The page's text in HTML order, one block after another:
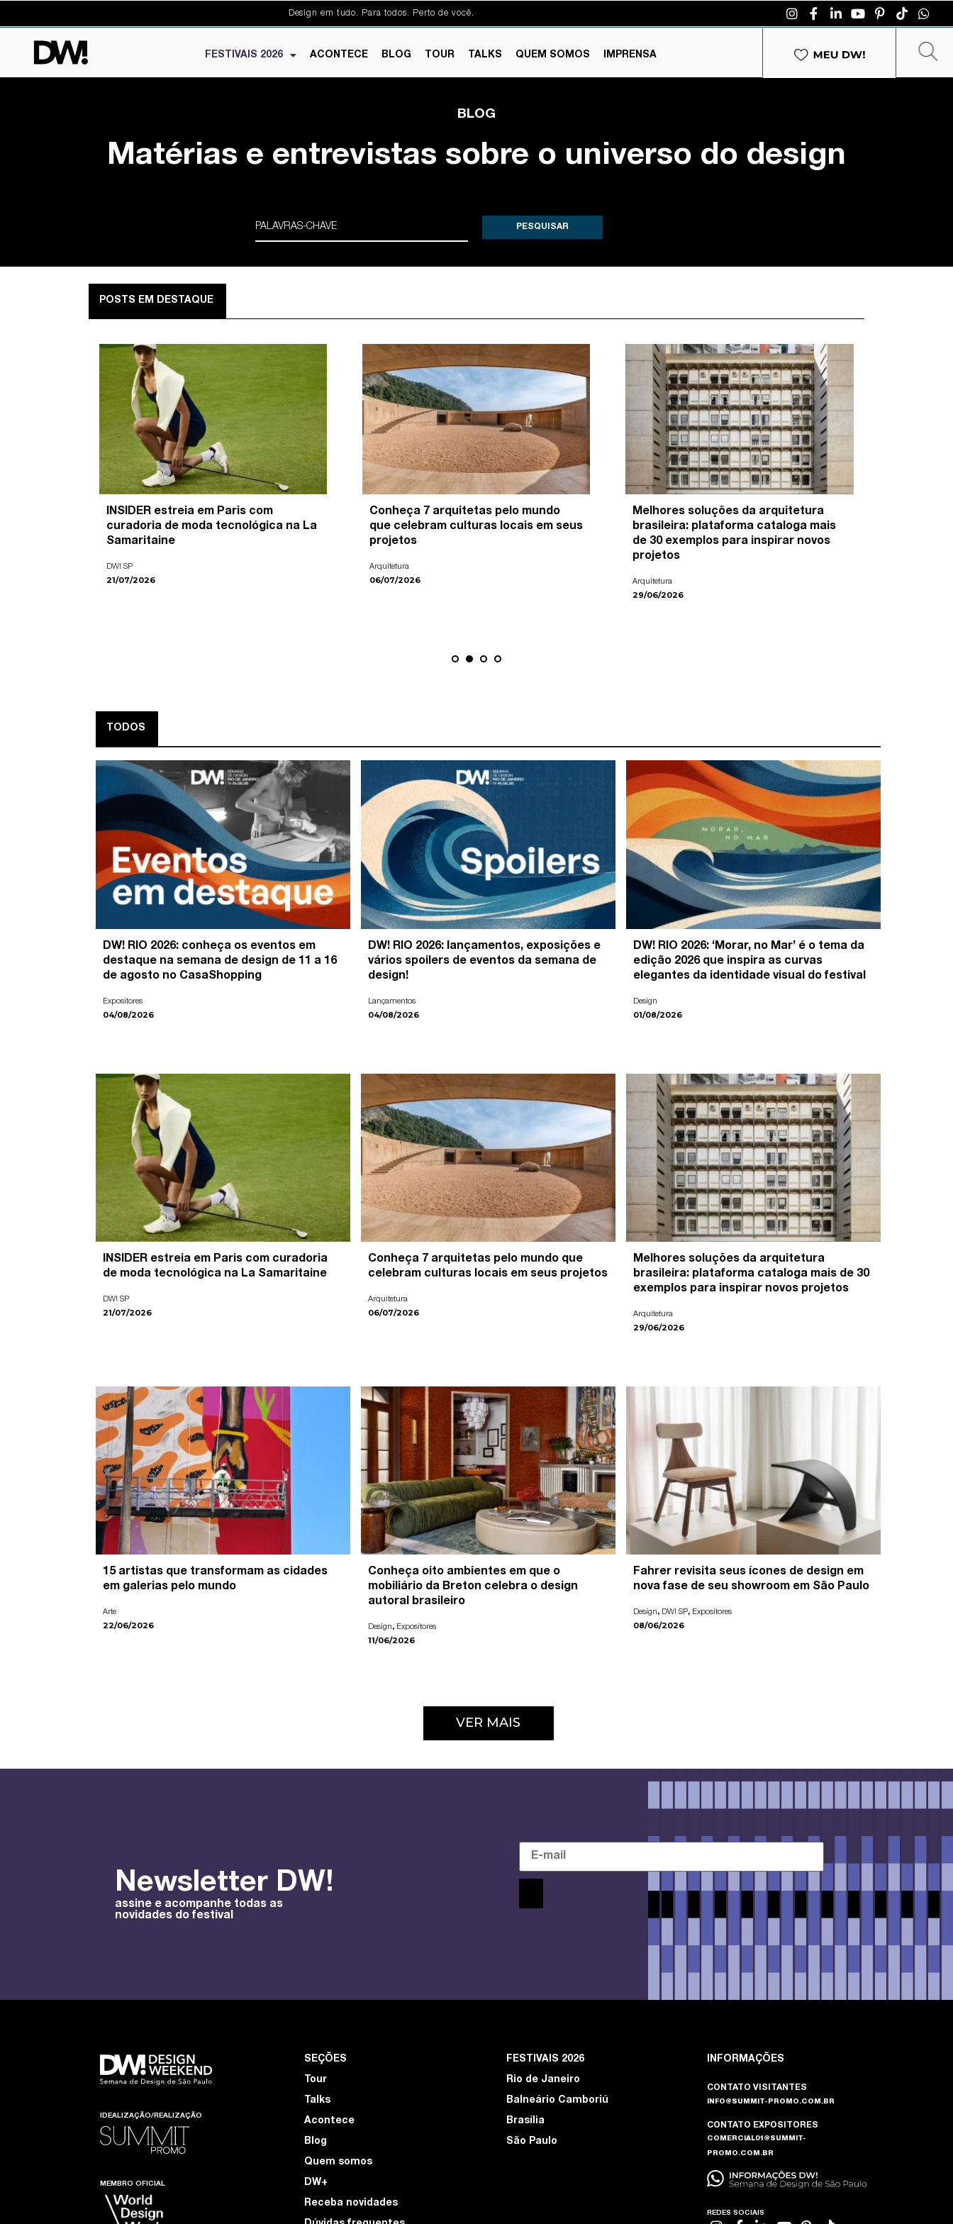
Design em tudo. Para todos. Perto de você.
FESTIVAIS 2026 ACONTECE BLOG TOUR TALKS QUEM SOMOS IMPRENSA
BLOG
Matérias e entrevistas sobre o universo do design
PESQUISAR
POSTS EM DESTAQUE
INSIDER estreia em Paris com
curadoria de moda tecnológica na La
Samaritaine
DW! SP
21/07/2026
Conheça 7 arquitetas pelo mundo
que celebram culturas locais em seus
projetos
Arquitetura
06/07/2026
Melhores soluções da arquitetura
brasileira: plataforma cataloga mais
de 30 exemplos para inspirar novos
projetos
Arquitetura
29/06/2026
TODOS
DW! RIO 2026: conheça os eventos em
destaque na semana de design de 11 a 16
de agosto no CasaShopping
Expositores
04/08/2026
DW! RIO 2026: lançamentos, exposições e
vários spoilers de eventos da semana de
design!
Lançamentos
04/08/2026
DW! RIO 2026: ‘Morar, no Mar’ é o tema da
edição 2026 que inspira as curvas
elegantes da identidade visual do festival
Design
01/08/2026
INSIDER estreia em Paris com curadoria
de moda tecnológica na La Samaritaine
DW! SP
21/07/2026
Conheça 7 arquitetas pelo mundo que
celebram culturas locais em seus projetos
Arquitetura
06/07/2026
Melhores soluções da arquitetura
brasileira: plataforma cataloga mais de 30
exemplos para inspirar novos projetos
Arquitetura
29/06/2026
15 artistas que transformam as cidades
em galerias pelo mundo
Arte
22/06/2026
Conheça oito ambientes em que o
mobiliário da Breton celebra o design
autoral brasileiro
Design, Expositores
11/06/2026
Fahrer revisita seus ícones de design em
nova fase de seu showroom em São Paulo
Design, DW! SP, Expositores
08/06/2026
VER MAIS
Newsletter DW!
assine e acompanhe todas as
novidades do festival
IDEALIZAÇÃO/REALIZAÇÃO
MEMBRO OFICIAL
SEÇÕES
Tour
Talks
Acontece
Blog
Quem somos
DW+
Receba novidades
FESTIVAIS 2026
Rio de Janeiro
Balneário Camboriú
Brasília
São Paulo
INFORMAÇÕES
CONTATO VISITANTES
INFO@SUMMIT-PROMO.COM.BR
CONTATO EXPOSITORES
COMERCIAL01@SUMMIT-
PROMO.COM.BR
REDES SOCIAIS